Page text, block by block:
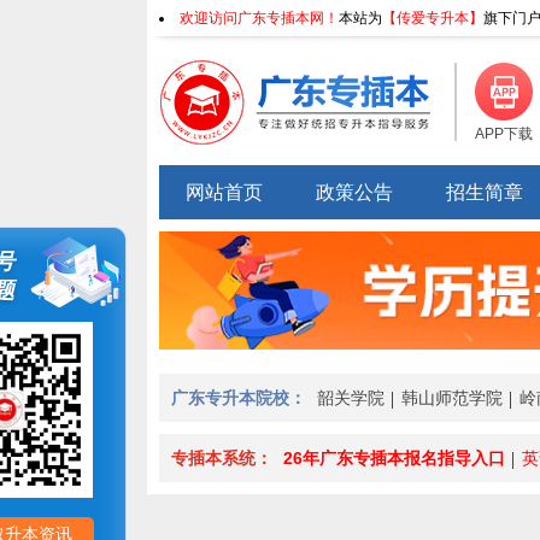
欢迎访问广东专插本网！ 本站为 【传爱专升本】 旗下门
APP下载
网站首页 政策公告 招生简章
广东专升本院校： 韶关学院 韩山师范学院 岭
专插本系统： 26年广东专插本报名指导入口
升本资讯